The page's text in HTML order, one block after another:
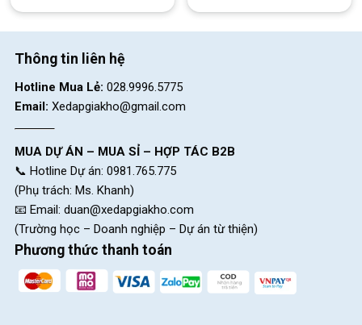
Thông tin liên hệ
Hotline Mua Lẻ: 028.9996.5775
Email: Xedapgiakho@gmail.com
MUA DỰ ÁN – MUA SỈ – HỢP TÁC B2B
📞 Hotline Dự án: 0981.765.775
(Phụ trách: Ms. Khanh)
📧 Email: duan@xedapgiakho.com
(Trường học – Doanh nghiệp – Dự án từ thiện)
Phương thức thanh toán